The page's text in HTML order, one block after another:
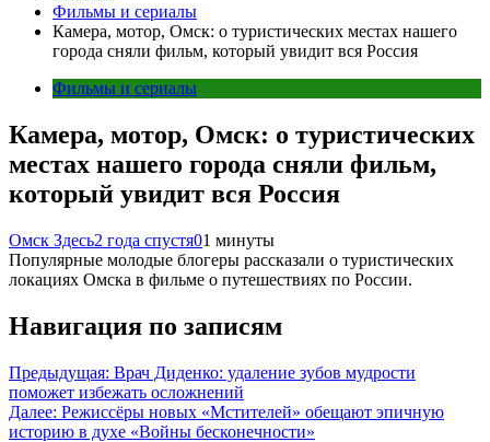
Фильмы и сериалы
Камера, мотор, Омск: о туристических местах нашего
города сняли фильм, который увидит вся Россия
Фильмы и сериалы
Камера, мотор, Омск: о туристических
местах нашего города сняли фильм,
который увидит вся Россия
Омск Здесь2 года спустя01 минуты
Популярные молодые блогеры рассказали о туристических
локациях Омска в фильме о путешествиях по России.
Навигация по записям
Предыдущая: Врач Диденко: удаление зубов мудрости
поможет избежать осложнений
Далее: Режиссёры новых «Мстителей» обещают эпичную
историю в духе «Войны бесконечности»